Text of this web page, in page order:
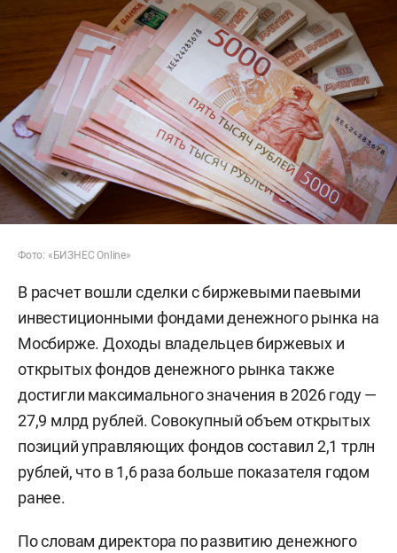
Фото: «БИЗНЕС Online»
В расчет вошли сделки с биржевыми паевыми
инвестиционными фондами денежного рынка на
Мосбирже. Доходы владельцев биржевых и
открытых фондов денежного рынка также
достигли максимального значения в 2026 году —
27,9 млрд рублей. Совокупный объем открытых
позиций управляющих фондов составил 2,1 трлн
рублей, что в 1,6 раза больше показателя годом
ранее.
По словам директора по развитию денежного